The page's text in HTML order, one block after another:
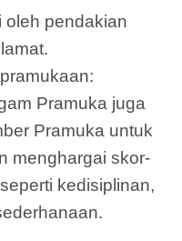
oleh pendakian
Pramuka juga
Pramuka untuk
menghargai skor-
kedisiplinan,